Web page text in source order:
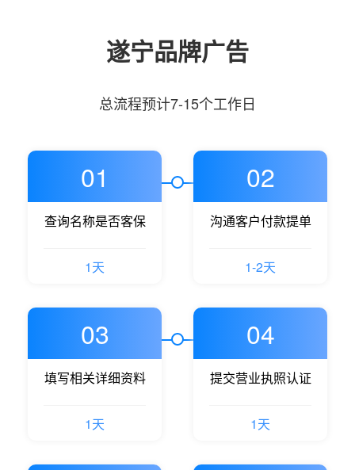
遂宁品牌广告
总流程预计7-15个工作日
01
查询名称是否客保
1天
02
沟通客户付款提单
1-2天
03
填写相关详细资料
1天
04
提交营业执照认证
1天